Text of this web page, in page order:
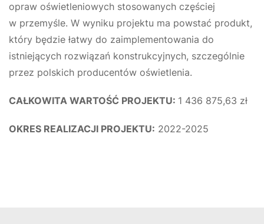
opraw oświetleniowych stosowanych częściej
w przemyśle. W wyniku projektu ma powstać produkt,
który będzie łatwy do zaimplementowania do
istniejących rozwiązań konstrukcyjnych, szczególnie
przez polskich producentów oświetlenia.
CAŁKOWITA WARTOŚĆ PROJEKTU: 1 436 875,63 zł
OKRES REALIZACJI PROJEKTU: 2022-2025